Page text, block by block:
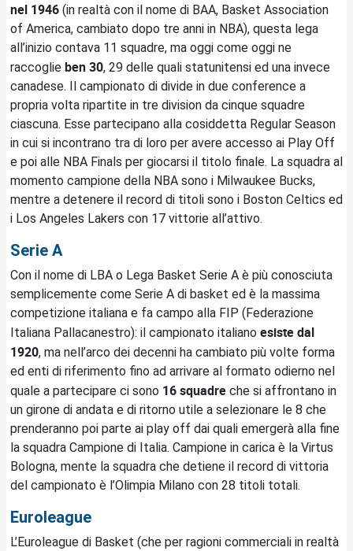
nel 1946 (in realtà con il nome di BAA, Basket Association
of America, cambiato dopo tre anni in NBA), questa lega
all’inizio contava 11 squadre, ma oggi come oggi ne
raccoglie ben 30, 29 delle quali statunitensi ed una invece
canadese. Il campionato di divide in due conference a
propria volta ripartite in tre division da cinque squadre
ciascuna. Esse partecipano alla cosiddetta Regular Season
in cui si incontrano tra di loro per avere accesso ai Play Off
e poi alle NBA Finals per giocarsi il titolo finale. La squadra al
momento campione della NBA sono i Milwaukee Bucks,
mentre a detenere il record di titoli sono i Boston Celtics ed
i Los Angeles Lakers con 17 vittorie all’attivo.
Serie A
Con il nome di LBA o Lega Basket Serie A è più conosciuta
semplicemente come Serie A di basket ed è la massima
competizione italiana e fa campo alla FIP (Federazione
Italiana Pallacanestro): il campionato italiano esiste dal
1920, ma nell’arco dei decenni ha cambiato più volte forma
ed enti di riferimento fino ad arrivare al formato odierno nel
quale a partecipare ci sono 16 squadre che si affrontano in
un girone di andata e di ritorno utile a selezionare le 8 che
prenderanno poi parte ai play off dai quali emergerà alla fine
la squadra Campione di Italia. Campione in carica è la Virtus
Bologna, mente la squadra che detiene il record di vittoria
del campionato è l’Olimpia Milano con 28 titoli totali.
Euroleague
L’Euroleague di Basket (che per ragioni commerciali in realtà